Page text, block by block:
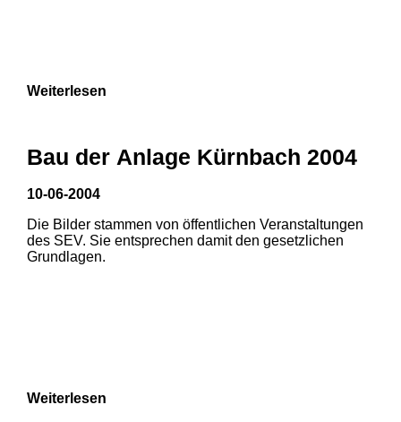
Weiterlesen
Bau der Anlage Kürnbach 2004
10-06-2004
Die Bilder stammen von öffentlichen Veranstaltungen
des SEV. Sie entsprechen damit den gesetzlichen
Grundlagen.
Weiterlesen